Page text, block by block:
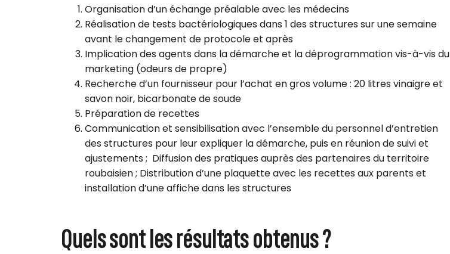
Organisation d’un échange préalable avec les médecins
Réalisation de tests bactériologiques dans 1 des structures sur une semaine
avant le changement de protocole et après
Implication des agents dans la démarche et la déprogrammation vis-à-vis du
marketing (odeurs de propre)
Recherche d’un fournisseur pour l’achat en gros volume : 20 litres vinaigre et
savon noir, bicarbonate de soude
Préparation de recettes
Communication et sensibilisation avec l’ensemble du personnel d’entretien
des structures pour leur expliquer la démarche, puis en réunion de suivi et
ajustements ; Diffusion des pratiques auprès des partenaires du territoire
roubaisien ; Distribution d’une plaquette avec les recettes aux parents et
installation d’une affiche dans les structures
Quels sont les résultats obtenus ?